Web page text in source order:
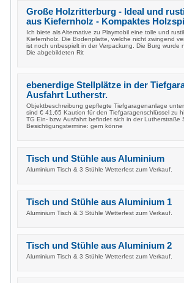
Große Holzritterburg - Ideal und
aus Kiefernholz - Kompaktes
Ich biete als Alternative zu Playmobil eine tolle und
Kiefernholz. Die Bodenplatte, welche nicht zwingend
ist noch unbespielt in der Verpackung. Die Burg wurde
Die abgebildeten Rit
ebenerdige Stellplätze in der
Ausfahrt Lutherstr.
Objektbeschreibung gepflegte Tiefgaragenanlage
sind € 41,65 Kaution für den Tiefgaragenschlüssel zu
TG Ein- bzw. Ausfahrt befindet sich in der Lutherstraße
Besichtigungstermine: gern könne
Tisch und Stühle aus Aluminium
Aluminium Tisch & 3 Stühle Wetterfest zum Verkauf.
Tisch und Stühle aus Aluminium 1
Aluminium Tisch & 3 Stühle Wetterfest zum Verkauf.
Tisch und Stühle aus Aluminium 2
Aluminium Tisch & 3 Stühle Wetterfest zum Verkauf.